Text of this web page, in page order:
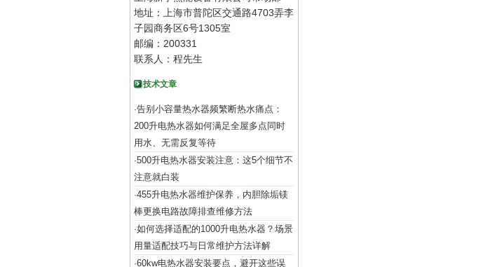
地址：上海市普陀区交通路4703弄李
子园商务区6号1305室
邮编：200331
联系人：程先生
技术文章
·告别小容量热水器频繁断热水痛点：
200升电热水器如何满足全屋多点同时
用水、无需反复等待
·500升电热水器安装注意：这5个细节不
注意就白装
·455升电热水器维护保养，内胆除垢镁
棒更换电路故障排查维修方法
·如何选择适配的1000升电热水器？场景
用量适配技巧与日常维护方法详解
·60kw电热水器安装要点，避开这些误